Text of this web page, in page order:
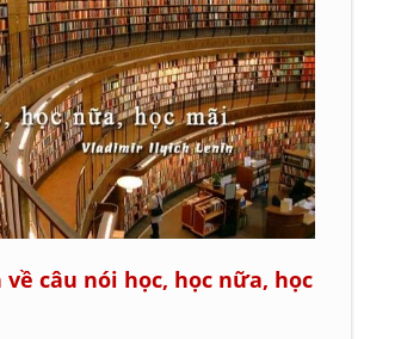
câu nói học, học nữa, học